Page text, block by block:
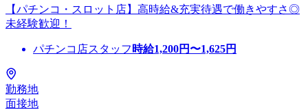
【パチンコ・スロット店】高時給&充実待遇で働きやすさ◎
未経験歓迎！
パチンコ店スタッフ 時給1,200円〜1,625円
勤務地
面接地